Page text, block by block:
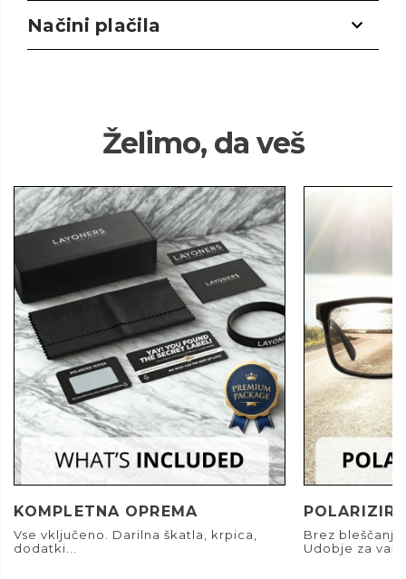
Načini plačila
Želimo, da veš
KOMPLETNA OPREMA
Vse vključeno. Darilna škatla, krpica,
dodatki...
Brez
Udobje za